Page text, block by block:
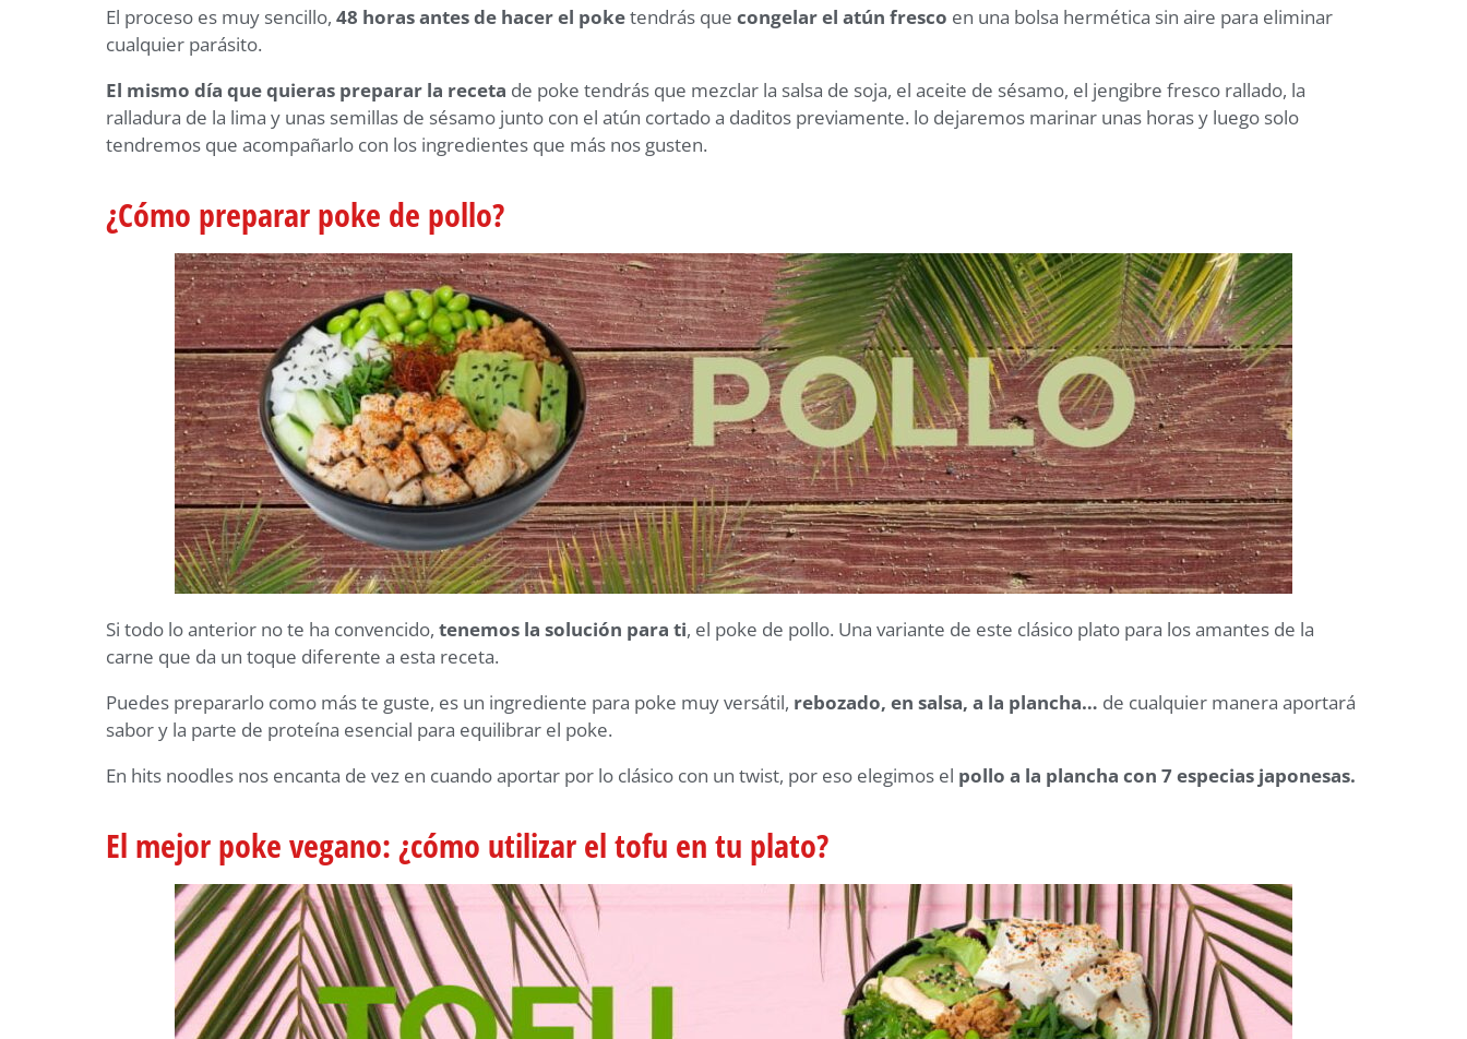
El proceso es muy sencillo, 48 horas antesde hacer el poketendrás que congelar el atún fresco en una bolsa hermética sin aire para eliminar
cualquier parásito.
El mismo día que quieras preparar la receta de poke tendrás que mezclar la salsa de soja, el aceite de sésamo, el jengibre fresco rallado, la
ralladura de la lima y unas semillas de sésamo junto con el atún cortado a daditos previamente. lo dejaremos marinar unas horas y luego solo
tendremos que acompañarlo con los ingredientes que más nos gusten.
¿Cómo preparar poke de pollo?
Si todo lo anterior no te ha convencido, tenemos la solución para ti, el poke de pollo. Una variante de este clásico plato para los amantes de la
carne que da un toque diferente a esta receta.
Puedes prepararlo como más te guste, es un ingrediente para poke muy versátil, rebozado, en salsa, a la plancha… de cualquier manera aportará
sabor y la parte de proteína esencial para equilibrar el poke.
En hits noodles nos encanta de vez en cuando aportar por lo clásico con un twist, por eso elegimos el pollo a la plancha con 7 especias japonesas.
El mejor poke vegano: ¿cómo utilizar el tofu en tu plato?